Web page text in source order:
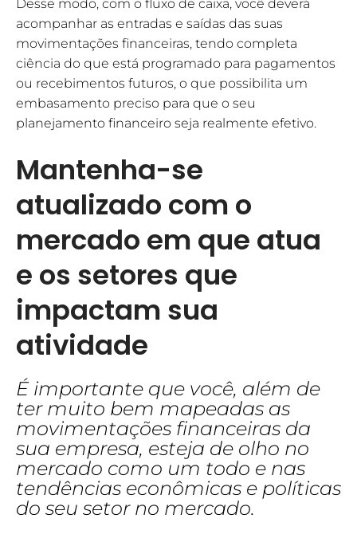
Desse modo, com o fluxo de caixa, você deverá
acompanhar as entradas e saídas das suas
movimentações financeiras, tendo completa
ciência do que está programado para pagamentos
ou recebimentos futuros, o que possibilita um
embasamento preciso para que o seu
planejamento financeiro seja realmente efetivo.
Mantenha-se
atualizado com o
mercado em que atua
e os setores que
impactam sua
atividade
É importante que você, além de
ter muito bem mapeadas as
movimentações financeiras da
sua empresa, esteja de olho no
mercado como um todo e nas
tendências econômicas e políticas
do seu setor no mercado.